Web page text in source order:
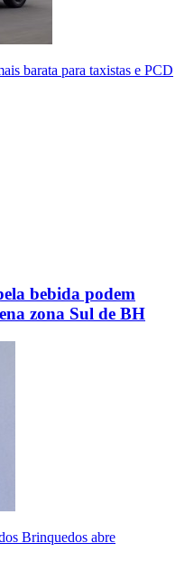
barata para taxistas e PCD
bebida podem
zona Sul de BH
Brinquedos abre